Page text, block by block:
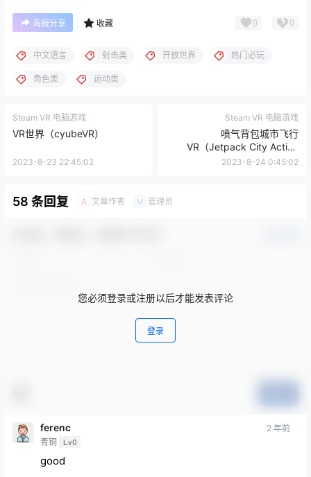
海报分享 收藏 0 0
中文语言 射击类 开放世界 热门必玩
角色类 运动类
Steam VR 电脑游戏
VR世界（cyubeVR）
2023-8-23 22:45:02
Steam VR 电脑游戏
喷气背包城市飞行
VR（Jetpack City Action
VR）
2023-8-24 0:45:02
58 条回复 A 文章作者 M 管理员
您必须登录或注册以后才能发表评论
登录
ferenc
青铜 Lv0
2 年前
good